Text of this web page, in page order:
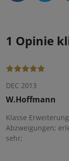
1 Opinie
DEC 2013
W.Hoffmann
Klasse
Abzweigungen;
sehr;